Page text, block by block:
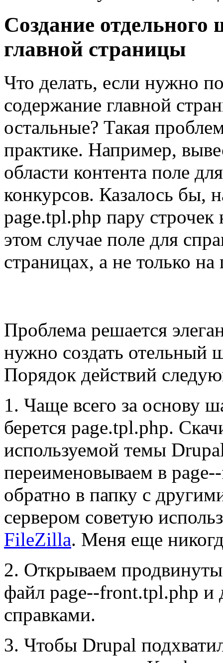
Создание
главной страницы
Что делать, если нужно
содержание главной
остальные? Такая
практике. Например,
области контента поле
конкурсов. Казалось бы,
page.tpl.php пару строчек
этом случае поле для
страницах, а не только на
Проблема решается
нужно создать отельный
Порядок действий
1. Чаще всего за основу
берется page.tpl.php.
используемой темы
переименовываем в
обратно в папку с
сервером советую
FileZilla. Меня еще
2. Открываем
файл page--front.tpl.php и
справками.
3. Чтобы Drupal